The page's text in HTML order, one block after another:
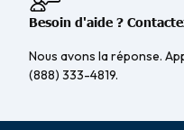
Besoin d'aide ?
Nous avons la réponse.
(888) 333-4819.